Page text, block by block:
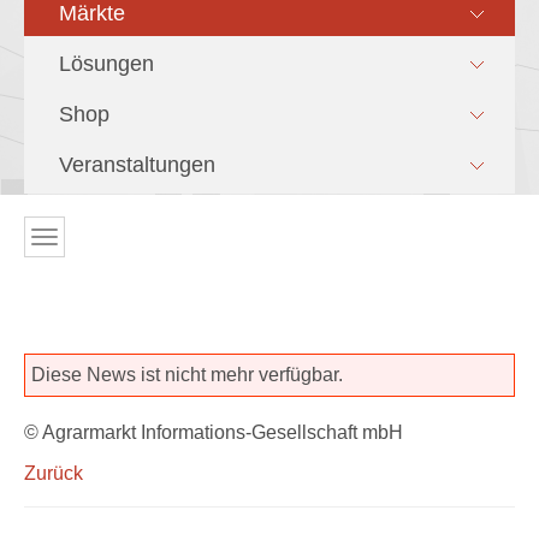
Märkte
Lösungen
Shop
Veranstaltungen
Diese News ist nicht mehr verfügbar.
© Agrarmarkt Informations-Gesellschaft mbH
Zurück